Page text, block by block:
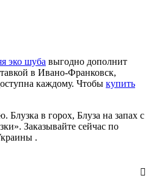
эко шуба выгодно дополнит
в Ивано-Франковск,
каждому. Чтобы купить
в горох, Блуза на запах с
Заказывайте сейчас по
.